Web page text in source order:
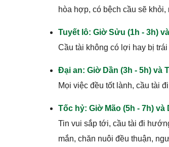
hòa hợp, có bệch cầu sẽ
Tuyết lô: Giờ Sửu (1h - 3h)
Cầu tài không có lợi hay bị
Đại an: Giờ Dần (3h - 5h) và
Mọi việc đều tốt lành, cầu tài
Tốc hỷ: Giờ Mão (5h - 7h) và
Tin vui sắp tới, cầu tài đi
mắn, chăn nuôi đều thuận,